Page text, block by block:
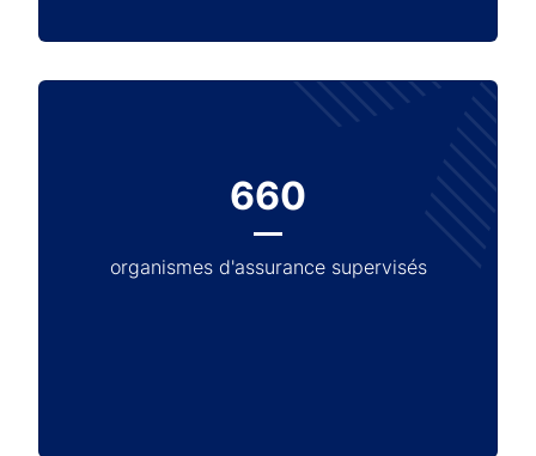
660
organismes d'assurance supervisés